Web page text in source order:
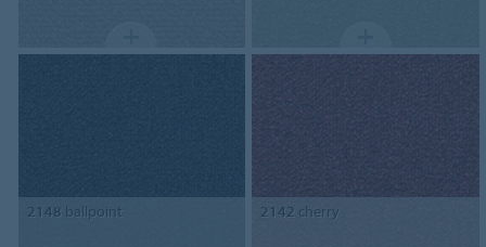
2148 ballpoint 2142 cherry